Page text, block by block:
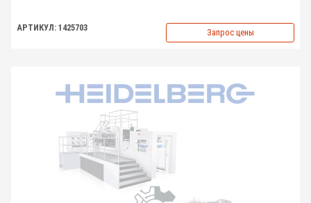
АРТИКУЛ: 1425703 Запрос цены